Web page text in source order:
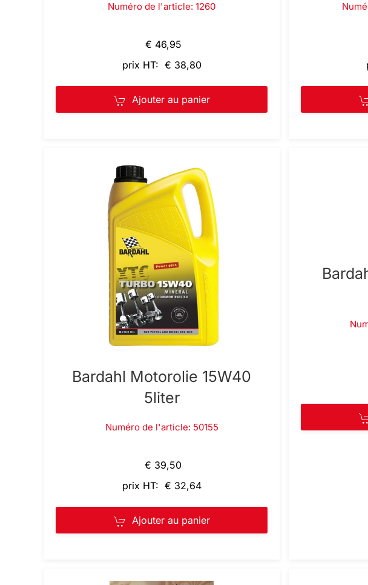
Numéro de l'article: 1260
€ 46,95
prix HT: € 38,80
Ajouter au panier
Bardahl Motorolie 15W40
5liter
Numéro de l'article: 50155
€ 39,50
prix HT: € 32,64
Ajouter au panier